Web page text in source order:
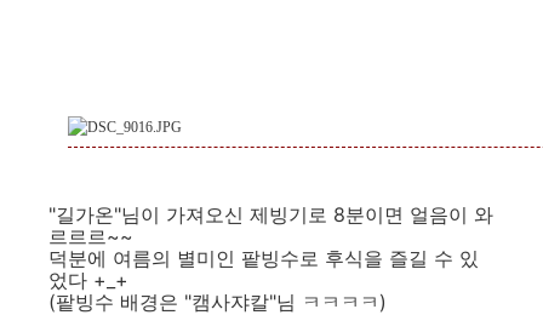
"길가온"님이 가져오신 제빙기로 8분이면 얼음이 와
르르르~~
덕분에 여름의 별미인 팥빙수로 후식을 즐길 수 있
었다 +_+
(팥빙수 배경은 "캠사쟈칼"님 ㅋㅋㅋㅋ)